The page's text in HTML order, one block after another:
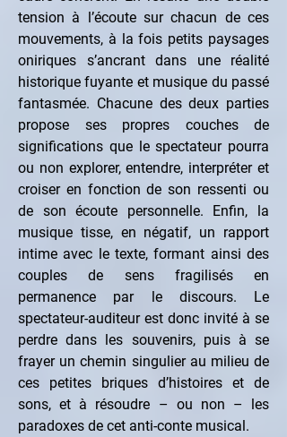
tension à l’écoute sur chacun de ces
mouvements, à la fois petits paysages
oniriques s’ancrant dans une réalité
historique fuyante et musique du passé
fantasmée. Chacune des deux parties
propose ses propres couches de
significations que le spectateur pourra
ou non explorer, entendre, interpréter et
croiser en fonction de son ressenti ou
de son écoute personnelle. Enfin, la
musique tisse, en négatif, un rapport
intime avec le texte, formant ainsi des
couples de sens fragilisés en
permanence par le discours. Le
spectateur-auditeur est donc invité à se
perdre dans les souvenirs, puis à se
frayer un chemin singulier au milieu de
ces petites briques d’histoires et de
sons, et à résoudre – ou non – les
paradoxes de cet anti-conte musical.